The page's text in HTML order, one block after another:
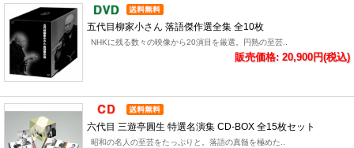
五代目柳家小さん 落語傑作選全集 全10枚
NHKに残る数々の映像から20演目を厳選。円熟の至芸..
販売価格: 20,900円(税込)
六代目 三遊亭圓生 特選名演集 CD-BOX 全15枚セット
昭和の名人の至芸をたっぷりと。落語の真髄を極めた..